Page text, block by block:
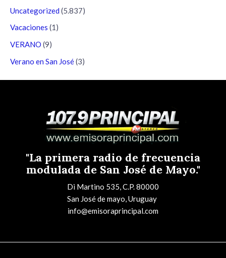
Uncategorized (5.837)
Vacaciones (1)
VERANO (9)
Verano en San José(3)
"La primera radio de frecuencia
modulada de San José de Mayo."
Di Martino 535, C.P. 80000
San José de mayo, Uruguay
info@emisoraprincipal.com